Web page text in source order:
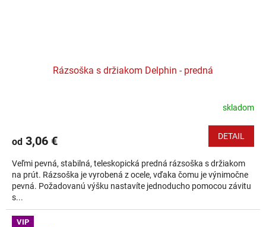
Rázsoška s držiakom Delphin - predná
skladom
od 3,06 € DETAIL
Veľmi pevná, stabilná, teleskopická predná rázsoška s držiakom
na prút. Rázsoška je vyrobená z ocele, vďaka čomu je výnimočne
pevná. Požadovanú výšku nastavíte jednoducho pomocou závitu
s...
VIP